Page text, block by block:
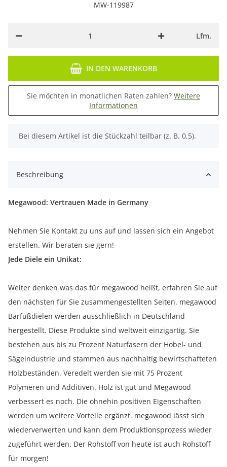
MW-119987
Lfm.
IN DEN WARENKORB
Sie möchten in monatlichen Raten zahlen? Weitere
Informationen
x
Bei diesem Artikel ist die Stückzahl teilbar (z. B. 0,5).
Beschreibung
Megawood: Vertrauen Made in Germany
Nehmen Sie Kontakt zu uns auf und lassen sich ein Angebot
erstellen. Wir beraten sie gern!
Jede Diele ein Unikat:
Weiter denken was das für megawood heißt, erfahren Sie auf
den nächsten für Sie zusammengestellten Seiten. megawood
Barfußdielen werden ausschließlich in Deutschland
hergestellt. Diese Produkte sind weltweit einzigartig. Sie
bestehen aus bis zu Prozent Naturfasern der Hobel- und
Sägeindustrie und stammen aus nachhaltig bewirtschafteten
Holzbeständen. Veredelt werden sie mit 75 Prozent
Polymeren und Additiven. Holz ist gut und Megawood
verbessert es noch. Die ohnehin positiven Eigenschaften
werden um weitere Vorteile ergänzt. megawood lässt sich
wiederverwerten und kann dem Produktionsprozess wieder
zugeführt werden. Der Rohstoff von heute ist auch Rohstoff
für morgen!